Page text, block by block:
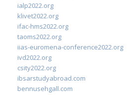
ialp2022.org
klivet2022.org
ifac-hms2022.org
taoms2022.org
iias-euromena-conference2022.org
ivd2022.org
csity2022.org
ibsarstudyabroad.com
bennusehgall.com